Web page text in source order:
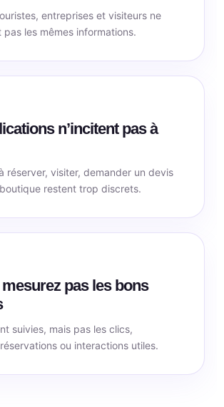
entreprises et visiteurs ne
pas les mêmes informations.
n’incitent pas à
réserver, visiter, demander un devis
restent trop discrets.
pas les bons
suivies, mais pas les clics,
ou interactions utiles.